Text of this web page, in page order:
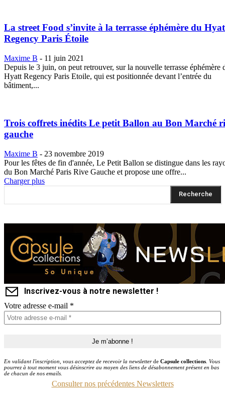
La street Food s’invite à la terrasse éphémère du
Regency Paris Étoile
Maxime B - 11 juin 2021
Depuis le 3 juin, on peut retrouver, sur la nouvelle terrasse éphémère
Hyatt Regency Paris Etoile, qui est positionnée devant l’entrée du
bâtiment,...
Trois coffrets inédits Le petit Ballon au Bon Marché
gauche
Maxime B - 23 novembre 2019
Pour les fêtes de fin d'année, Le Petit Ballon se distingue dans les
du Bon Marché Paris Rive Gauche et propose une offre...
Charger plus
Recherche
Inscrivez-vous à notre newsletter !
Votre adresse e-mail *
En validant l'inscription, vous acceptez de recevoir la newsletterde Capsule collections . Vous
pourrez à tout moment vous désinscrire au moyen des liens de désabonnement présent en bas
de chacun de nos emails.
Consulter nos précédentes Newsletters